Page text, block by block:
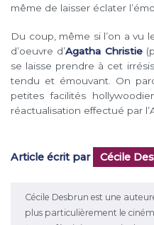
même de laisser éclater
Du coup, même si l’on a vu
d’oeuvre d’Agatha Christie
se laisse prendre à cet
tendu et émouvant. On
petites facilités
réactualisation effectué par
Article écrit par Cécile
Cécile Desbrun est une
plus particulièrement le